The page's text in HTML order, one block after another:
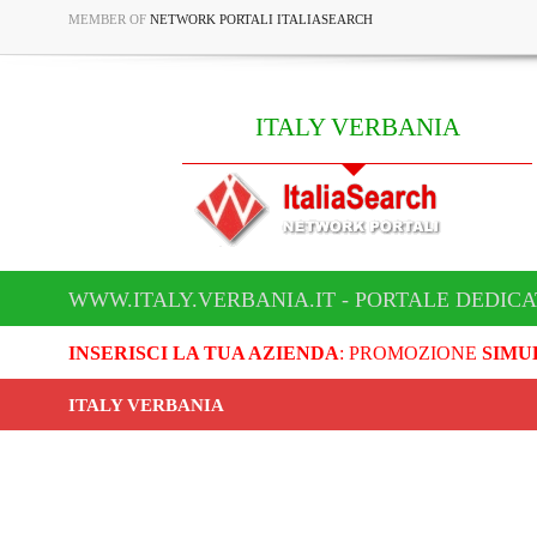
MEMBER OF NETWORK PORTALI ITALIASEARCH
ITALY VERBANIA
WWW.ITALY.VERBANIA.IT - PORTALE
INSERISCI LA TUA AZIENDA: PROMOZIONE
ITALY VERBANIA